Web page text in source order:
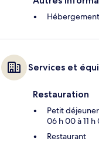
Services et
Restauration
Petit
06 h 00 à 11 h
Restaurant